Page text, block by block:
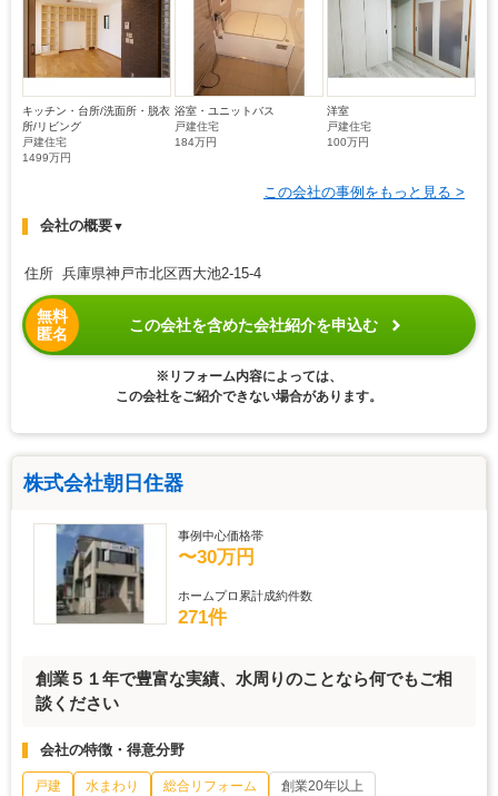
キッチン・台所/洗面所・脱衣
所/リビング
戸建住宅
1499万円
浴室・ユニットバス
戸建住宅
184万円
洋室
戸建住宅
100万円
この会社の事例をもっと見る >
会社の概要▼
住所 兵庫県神戸市北区西大池2-15-4
無料
匿名
この会社を含めた会社紹介を申込む
※リフォーム内容によっては、
この会社をご紹介できない場合があります。
株式会社朝日住器
事例中心価格帯
〜30万円
ホームプロ累計成約件数
271件
創業５１年で豊富な実績、水周りのことなら何でもご相
談ください
会社の特徴・得意分野
戸建 水まわり 総合リフォーム
創業20年以上